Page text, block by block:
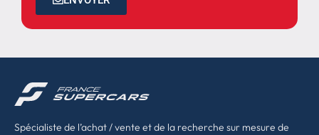
Spécialiste de l’achat / vente et de la recherche sur mesure de